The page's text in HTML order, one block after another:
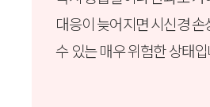
대응이 늦어지면 시신경
수 있는 매우 위험한 상태